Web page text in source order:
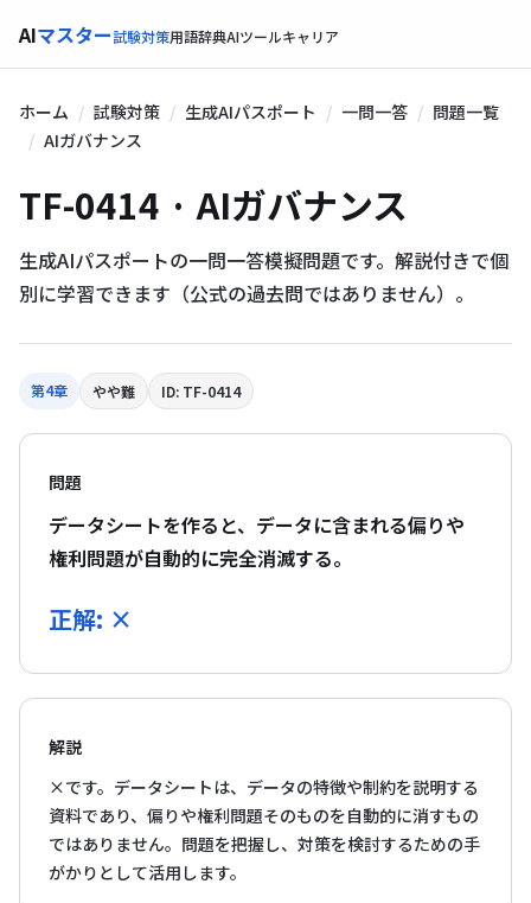
AIマスター試験対策用語辞典AIツールキャリア
ホーム 試験対策 生成AIパスポート 一問一答
問題一覧
AIガバナンス
TF-0414 · AIガバナンス
生成AIパスポートの一問一答模擬問題です。解説付きで個
別に学習できます（公式の過去問ではありません）。
第4章 やや難 ID: TF-0414
問題
データシートを作ると、データに含まれる偏りや
権利問題が自動的に完全消滅する。
正解: ×
解説
×です。データシートは、データの特徴や制約を説明する
資料であり、偏りや権利問題そのものを自動的に消すもの
ではありません。問題を把握し、対策を検討するための手
がかりとして活用します。